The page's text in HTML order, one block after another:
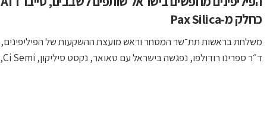
כחלק מ-Pax Silica
משלחת בראשות תת־שר המסחר וראש מועצת ההשקעות של הפיליפינים,
ד״ר ספרינו רודולפו, נפגשה בישראל עם טאואר, נקסט סיליקון, Ci Semi, ...